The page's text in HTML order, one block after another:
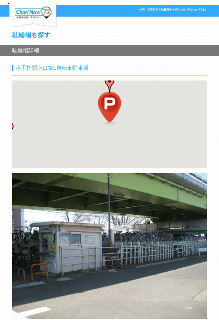
駐輪場を探す
駐輪場詳細
小手指駅南口第1自転車駐車場